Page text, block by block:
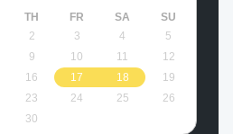
TH FR SA
SU
2 3 4
5
9 10 11
12
16 17 18
19
23 24 25
26
30